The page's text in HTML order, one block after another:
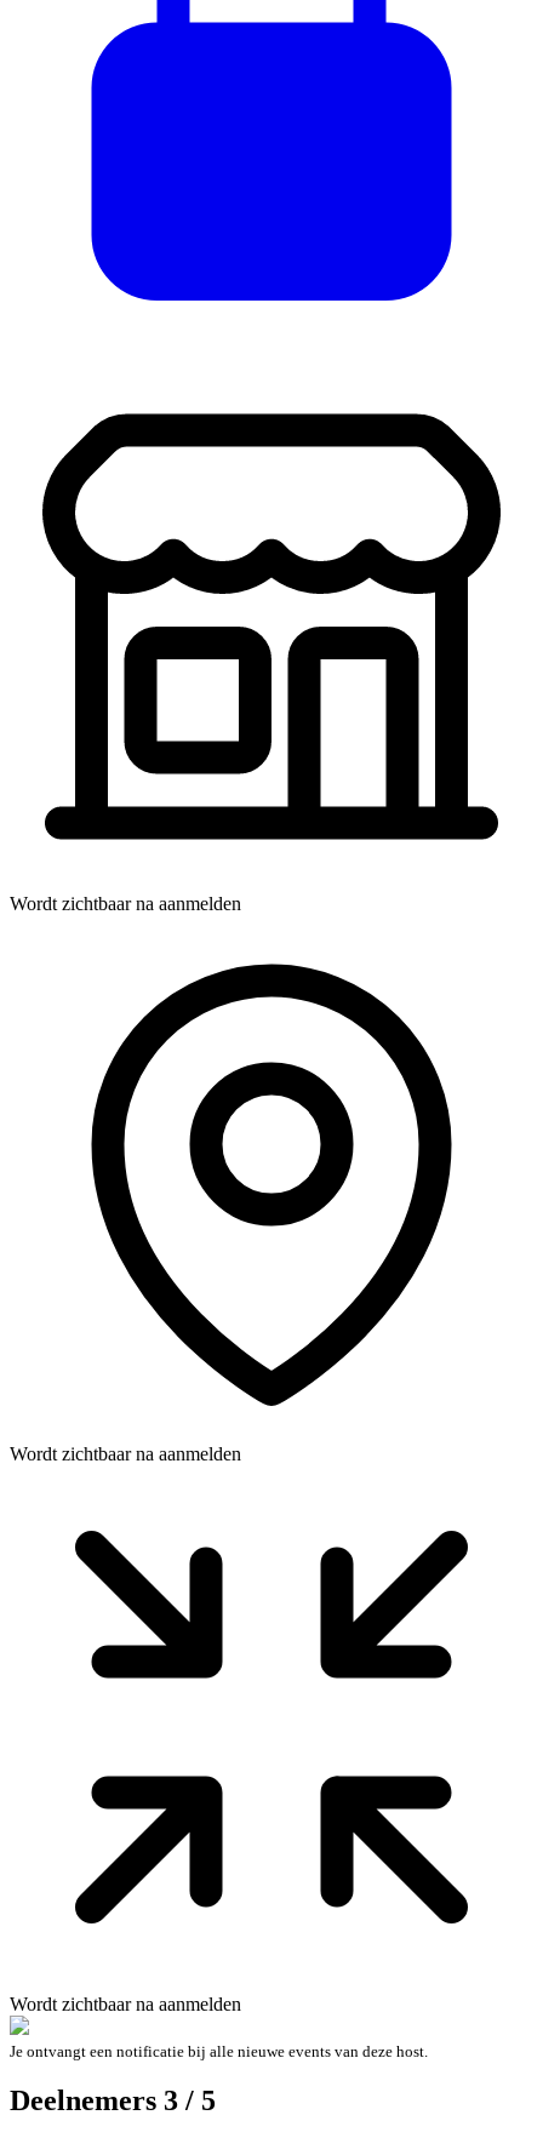
Wordt zichtbaar na aanmelden
Wordt zichtbaar na aanmelden
Wordt zichtbaar na aanmelden
Je ontvangt een notificatie bij alle nieuwe events van deze host.
Deelnemers 3 / 5